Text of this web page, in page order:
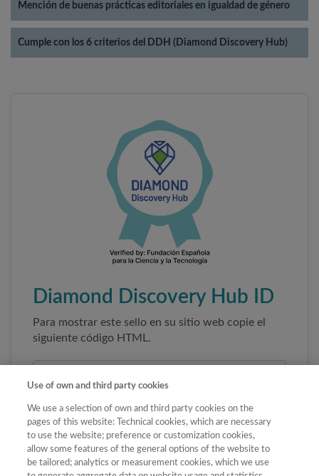
Mención de buenas prácticas editoriales en igualdad de género
Cumple con los 6 criterios del DDH (Diamond Discovery Hub)
Diamond Discovery Hub ID
Para mostrar este sello en su sitio web copie el
siguiente código HTML.
Use of own and third party cookies
We use a selection of own and third party cookies on the
pages of this website: Technical cookies, which are necessary
to use the website; preference or customization cookies,
allow some features of the general options of the website to
be tailored; analytics or measurement cookies, which we use